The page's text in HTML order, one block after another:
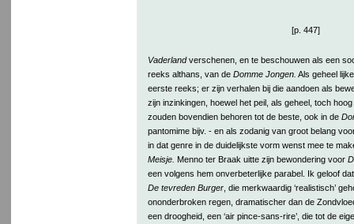
[p. 447]
Vaderlandverschenen, en te beschouwen als een
reeks althans, van de Domme Jongen. Als geheel
eerste reeks; er zijn verhalen bij die aandoen als
zijn inzinkingen, hoewel het peil, als geheel, toch
zouden bovendien behoren tot de beste, ook in de
pantomime bijv. - en als zodanig van groot belang
in dat genre in de duidelijkste vorm wenst mee te
Meisje. Menno ter Braak uitte zijn bewondering voor
een volgens hem onverbeterlijke parabel. Ik geloof
De tevreden Burger, die merkwaardig ‘realistisch’
ononderbroken regen, dramatischer dan de
een droogheid, een ‘air pince-sans-rire’, die tot de